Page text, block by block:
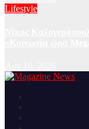
Lifestyle